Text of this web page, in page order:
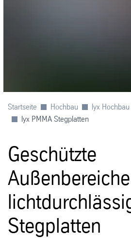
Startseite Hochbau
lyx
lyx PMMA Stegplatten
Geschützte
Stegplatten